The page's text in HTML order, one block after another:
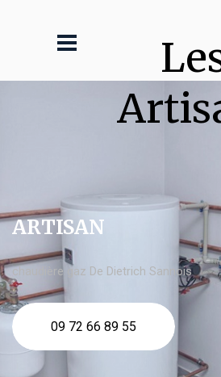
ARTISAN
chaudière gaz De Dietrich Sannois
09 72 66 89 55